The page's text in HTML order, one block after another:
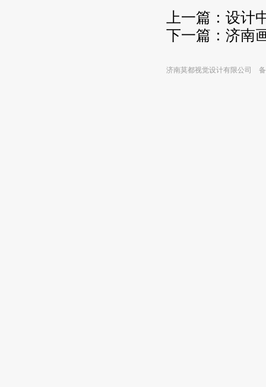
上一篇： 设计
下一篇： 济南
济南莫都视觉设计有限公司